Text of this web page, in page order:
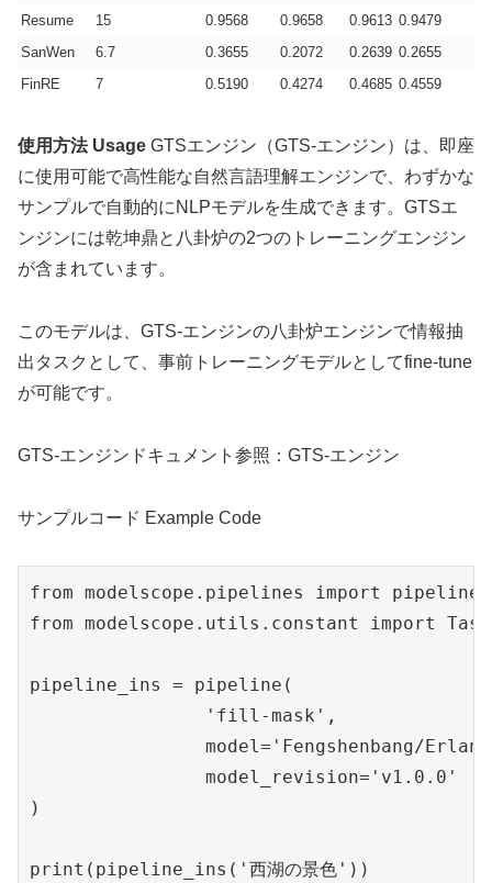
Resume
15 0.9568 0.9658 0.9613 0.9479
SanWen
6.7 0.3655 0.2072 0.2639 0.2655
FinRE
7 0.5190 0.4274 0.4685 0.4559
使用方法 Usage GTSエンジン（GTS-エンジン）は、即座
に使用可能で高性能な自然言語理解エンジンで、わずかな
サンプルで自動的にNLPモデルを生成できます。GTSエ
ンジンには乾坤鼎と八卦炉の2つのトレーニングエンジン
が含まれています。
このモデルは、GTS-エンジンの八卦炉エンジンで情報抽
出タスクとして、事前トレーニングモデルとしてfine-tune
が可能です。
GTS-エンジンドキュメント参照：GTS-エンジン
サンプルコード Example Code
from modelscope.pipelines import pipeline
from modelscope.utils.constant import
pipeline_ins = pipeline(
                'fill-mask',
model='Fengshenbang/
                model_revision='v1.0.0'
)
print(pipeline_ins('西湖の景色'))